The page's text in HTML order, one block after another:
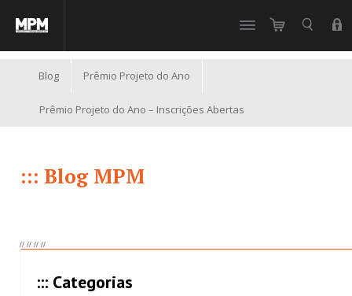
Blog Prêmio Projeto do Ano
Prêmio Projeto do Ano – Inscrições Abertas
::: Blog MPM
// // // //
::: Categorias